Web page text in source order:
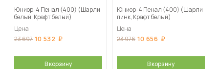
Юниор-4 Пенал (400) (Шарли
белый, Крафт белый)
Цена
23 697 10 532
В корзину
Юниор-4 Пенал (400) (Шарли
пинк, Крафт белый)
Цена
23 976 10 656
В корзину